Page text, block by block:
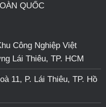
QUỐC
Công Nghiệp Việt
Lái Thiêu, TP. HCM
11, P. Lái Thiêu, TP. Hồ